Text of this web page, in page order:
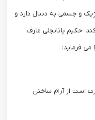
و جسمی به دنبال دارد و
حکیم پاتانجلی عارف
می فرماید:
است از آرام ساختن